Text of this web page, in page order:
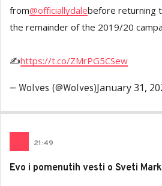
from@officiallydalebefore returning
the remainder of the 2019/20
✍️https://t.co/ZMrPG5CSew
— Wolves (@Wolves)January 31,
21:49
Evo i pomenutih vesti o Sveti